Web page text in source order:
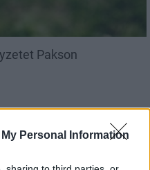
Personal Information
Pakson